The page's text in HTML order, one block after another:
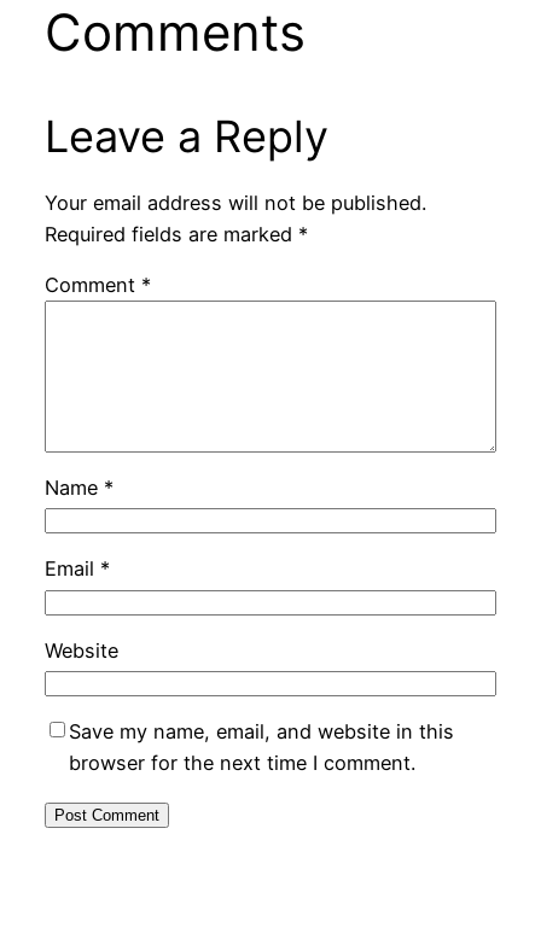
Comments
Leave a Reply
Your email address will not be published.
Required fields are marked *
Comment *
Name *
Email *
Website
Save my name, email, and website in this
browser for the next time I comment.